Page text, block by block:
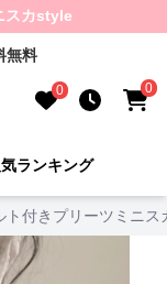
スカstyle
無料
0 0
気ランキング
ト付きプリーツミニ